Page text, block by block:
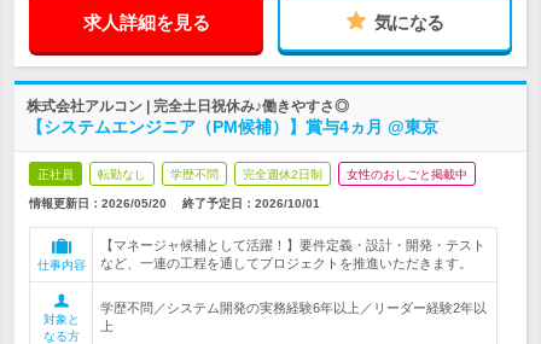
求人詳細を見る 気になる
株式会社アルコン | 完全土日祝休み♪働きやすさ◎
【システムエンジニア（PM候補）】賞与4ヵ月 @東京
正社員 転勤なし 学歴不問 完全週休2日制 女性のおしごと掲載中
情報更新日：2026/05/20 終了予定日： 2026/10/01
仕事内容
【マネージャ候補として活躍！】要件定義・設計・開発・テスト
など、一連の工程を通してプロジェクトを推進いただきます。
対象と
なる方
学歴不問／システム開発の実務経験6年以上／リーダー経験2年以
上